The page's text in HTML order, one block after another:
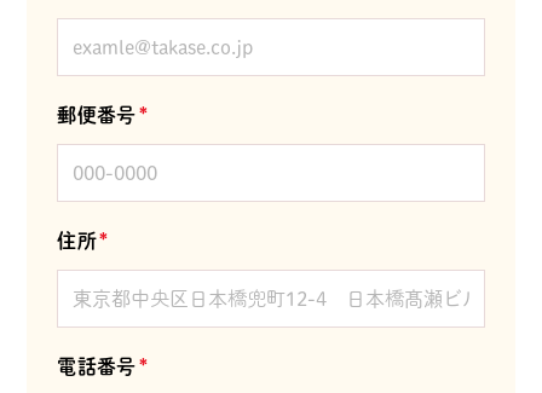
郵便番号*
住所*
電話番号*